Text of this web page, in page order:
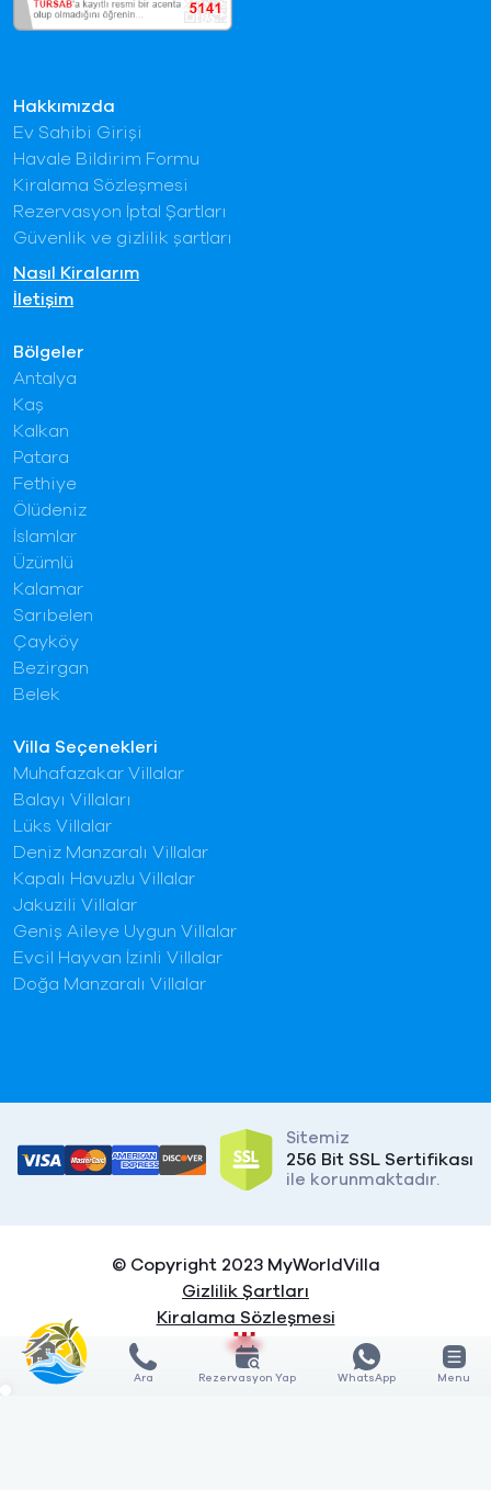
Villa Seçenekleri
Muhafazakar Villalar
Balayı Villaları
Lüks Villalar
Deniz Manzaralı Villalar
Kapalı Havuzlu Villalar
Jakuzili Villalar
Geniş Aileye Uygun Villalar
Evcil Hayvan İzinli Villalar
Doğa Manzaralı Villalar
Bölgeler
Antalya
Kaş
Kalkan
Patara
Fethiye
Ölüdeniz
İslamlar
Üzümlü
Kalamar
Sarıbelen
Çayköy
Bezirgan
Belek
Hakkımızda
Ev Sahibi Girişi
Havale Bildirim Formu
Kiralama Sözleşmesi
Rezervasyon İptal Şartları
Güvenlik ve gizlilik şartları
Nasıl Kiralarım
İletişim
Sitemiz
256 Bit SSL Sertifikası
ile korunmaktadır.
© Copyright 2023 MyWorldVilla
Gizlilik Şartları
Kiralama Sözleşmesi
Ara Rezervasyon Yap WhatsApp Menu